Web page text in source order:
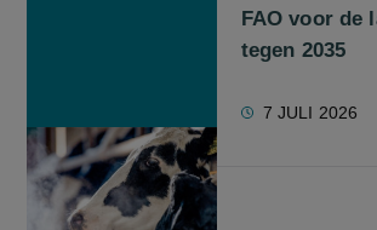
FAO voor de
tegen 2035
7 JULI 2026